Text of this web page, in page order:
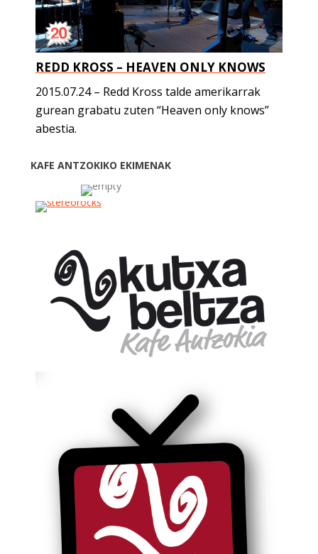
REDD KROSS – HEAVEN ONLY KNOWS
2015.07.24 – Redd Kross talde amerikarrak
gurean grabatu zuten “Heaven only knows”
abestia.
KAFE ANTZOKIKO EKIMENAK